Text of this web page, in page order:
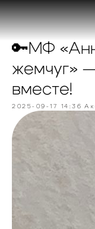
🔑МФ
жемчуг»
вместе!
2025-09-17 14:36